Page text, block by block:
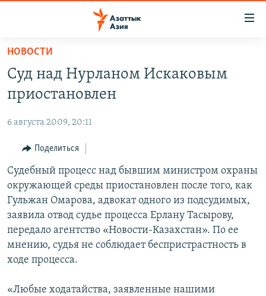
Вернуться
основному
содержанию
Вернутся
навигации
Вернутся
поиску
УЗБЕКИСТАН
ТАДЖИКИСТАН
НОВОСТИ
ВОЙНА В УКРАИНЕ
НА ДРУГИХ ЯЗЫКАХ
ҚАЗАҚША
КЫРГЫЗЧА
ЎЗБЕКЧА
ТОҶИКӢ
TÜRKMENÇE
Все сайты РСЕ/РС
НОВОСТИ
Суд над Нурланом Искаковым
приостановлен
6 августа 2009, 20:11
Поделиться
Судебный процесс над бывшим министром охраны
окружающей среды приостановлен после того, как
Гульжан Омарова, адвокат одного из подсудимых,
заявила отвод судье процесса Ерлану Тасырову,
передало агентство «Новости-Казахстан». По ее
мнению, судья не соблюдает беспристрастность в
ходе процесса.
«Любые ходатайства, заявленные нашими